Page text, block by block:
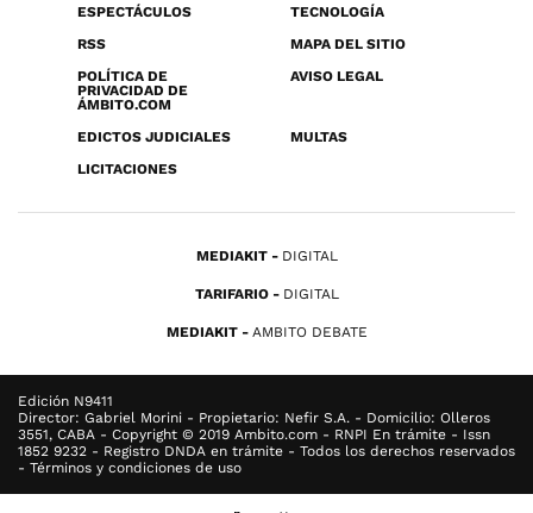
ESPECTÁCULOS
TECNOLOGÍA
RSS
MAPA DEL SITIO
POLÍTICA DE
PRIVACIDAD DE
ÁMBITO.COM
AVISO LEGAL
EDICTOS JUDICIALES
MULTAS
LICITACIONES
MEDIAKIT DIGITAL
TARIFARIO DIGITAL
MEDIAKIT AMBITO DEBATE
Edición N9411
Director: Gabriel Morini - Propietario: Nefir S.A. - Domicilio: Olleros
3551, CABA - Copyright © 2019 Ambito.com - RNPI En trámite - Issn
1852 9232 - Registro DNDA en trámite - Todos los derechos reservados
- Términos y condiciones de uso